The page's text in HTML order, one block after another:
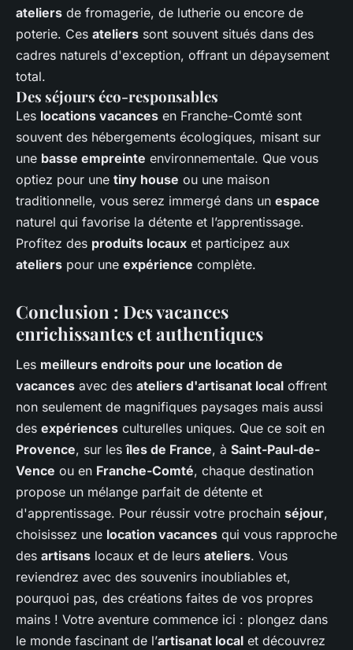
ateliers de fromagerie, de lutherie ou encore de
poterie. Ces ateliers sont souvent situés dans des
cadres naturels d'exception, offrant un dépaysement
total.
Des séjours éco-responsables
Les locations vacances en Franche-Comté sont
souvent des hébergements écologiques, misant sur
une basse empreinte environnementale. Que vous
optiez pour une tiny house ou une maison
traditionnelle, vous serez immergé dans un espace
naturel qui favorise la détente et l’apprentissage.
Profitez des produits locaux et participez aux
ateliers pour une expérience complète.
Conclusion : Des vacances
enrichissantes et authentiques
Les meilleurs endroits pour une location de
vacances avec des ateliers d'artisanat local offrent
non seulement de magnifiques paysages mais aussi
des expériences culturelles uniques. Que ce soit en
Provence, sur lesîles de France, à Saint-Paul-de-
Vence ou en Franche-Comté, chaque destination
propose un mélange parfait de détente et
d'apprentissage. Pour réussir votre prochain séjour,
choisissez une location vacances qui vous rapproche
des artisans locaux et de leurs ateliers. Vous
reviendrez avec des souvenirs inoubliables et,
pourquoi pas, des créations faites de vos propres
mains ! Votre aventure commence ici : plongez dans
le monde fascinant de l’artisanat local et découvrez